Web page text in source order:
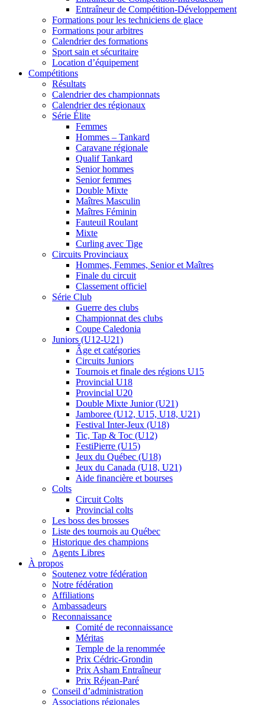
Entraîneur de Compétition-Développement
Formations pour les techniciens de glace
Formations pour arbitres
Calendrier des formations
Sport sain et sécuritaire
Location d’équipement
Compétitions
Résultats
Calendrier des championnats
Calendrier des régionaux
Série Élite
Femmes
Hommes – Tankard
Caravane régionale
Qualif Tankard
Senior hommes
Senior femmes
Double Mixte
Maîtres Masculin
Maîtres Féminin
Fauteuil Roulant
Mixte
Curling avec Tige
Circuits Provinciaux
Hommes, Femmes, Senior et Maîtres
Finale du circuit
Classement officiel
Série Club
Guerre des clubs
Championnat des clubs
Coupe Caledonia
Juniors (U12-U21)
Âge et catégories
Circuits Juniors
Tournois et finale des régions U15
Provincial U18
Provincial U20
Double Mixte Junior (U21)
Jamboree (U12, U15, U18, U21)
Festival Inter-Jeux (U18)
Tic, Tap & Toc (U12)
FestiPierre (U15)
Jeux du Québec (U18)
Jeux du Canada (U18, U21)
Aide financière et bourses
Colts
Circuit Colts
Provincial colts
Les boss des brosses
Liste des tournois au Québec
Historique des champions
Agents Libres
À propos
Soutenez votre fédération
Notre fédération
Affiliations
Ambassadeurs
Reconnaissance
Comité de reconnaissance
Méritas
Temple de la renommée
Prix Cédric-Grondin
Prix Asham Entraîneur
Prix Réjean-Paré
Conseil d’administration
Associations régionales